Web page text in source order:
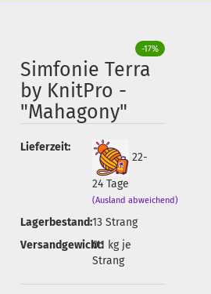
-17%
Simfonie Terra
by KnitPro -
"Mahagony"
Lieferzeit:
22-
24 Tage
(Ausland abweichend)
Lagerbestand:13 Strang
Versandgewicht:
0.1 kg je
Strang